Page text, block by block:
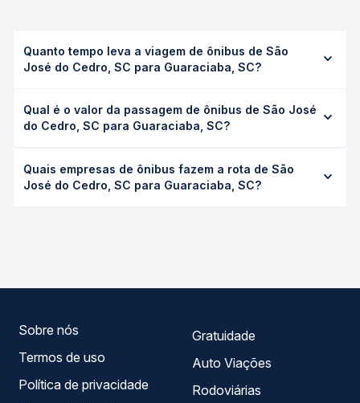
Quanto tempo leva a viagem de ônibus de São
José do Cedro, SC para Guaraciaba, SC?
Guaraciaba, SC leva em média 0h 25min, podendo variar
conforme a viação, o tipo de serviço (convencional,
duração exata de cada opção na data desejada.
Qual é o valor da passagem de ônibus de São José
do Cedro, SC para Guaraciaba, SC?
SC para Guaraciaba, SC custa em média R$ 29,47 e varia
conforme a data da viagem, a empresa, o tipo de poltrona
Quais empresas de ônibus fazem a rota de São
José do Cedro, SC para Guaraciaba, SC?
Sobre nós
Termos de uso
Política de privacidade
Gratuidade
Auto Viações
Rodoviárias